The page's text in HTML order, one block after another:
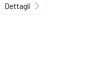
Dettagli